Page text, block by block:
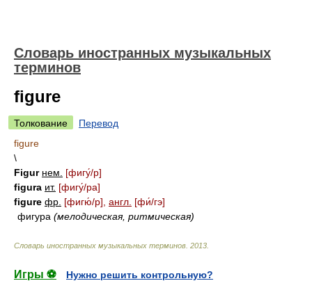
Словарь иностранных музыкальных
терминов
figure
Толкование
Перевод
figure
\
Figur нем. [фигу́/р]
figura ит. [фигу́/ра]
figure фр. [фигю́/р] англ. [фи́/гэ]
фигура (мелодическая, ритмическая)
Словарь иностранных музыкальных терминов 2013
Игры ⚽
Нужно решить контрольную?